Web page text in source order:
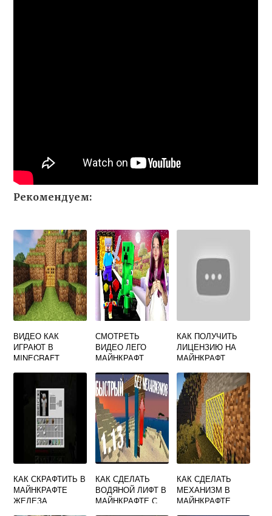
Рекомендуем:
ВИДЕО КАК
ИГРАЮТ В
MINECRAFT
СМОТРЕТЬ
ВИДЕО ЛЕГО
МАЙНКРАФТ
КАК ПОЛУЧИТЬ
ЛИЦЕНЗИЮ НА
МАЙНКРАФТ
КАК СКРАФТИТЬ В
МАЙНКРАФТЕ
ЖЕЛЕЗА
КАК СДЕЛАТЬ
ВОДЯНОЙ ЛИФТ В
МАЙНКРАФТЕ С
КАК СДЕЛАТЬ
МЕХАНИЗМ В
МАЙНКРАФТЕ